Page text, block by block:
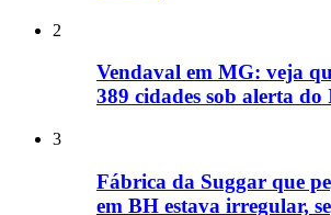
2
Vendaval em MG: veja
389 cidades sob alerta do
3
Fábrica da Suggar que
em BH estava irregular,